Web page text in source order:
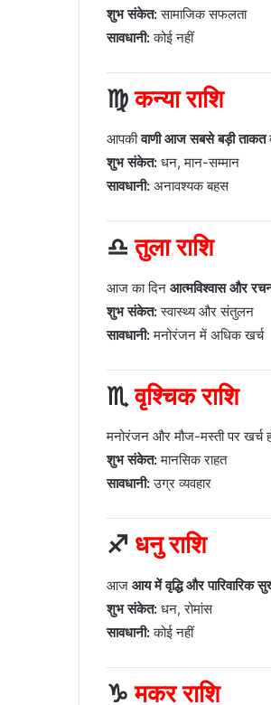
शुभ संकेत:सामाजिक सफलता
सावधानी:कोई नहीं
♍कन्या राशि
आपकीवाणी आज सबसे बड़ी ताकत
शुभ संकेत: धन, मान-सम्मान
सावधानी: अनावश्यक बहस
♎तुला राशि
आज का दिन आत्मविश्वास और
शुभ संकेत:स्वास्थ्य और संतुलन
सावधानी:मनोरंजन में अधिक खर्च
♏वृश्चिक राशि
मनोरंजन और मौज-मस्ती पर खर्च
शुभ संकेत:मानसिक राहत
सावधानी:उग्र व्यवहार
♐ धनु राशि
आज आय में वृद्धि और पारिवारिक
शुभ संकेत: धन, रोमांस
सावधानी:कोई नहीं
♑मकर राशि